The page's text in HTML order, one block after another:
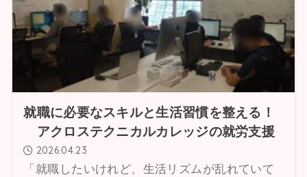
就職に必要なスキルと生活習慣を整える！
アクロステクニカルカレッジの就労支援
2026.04.23
「就職したいけれど、生活リズムが乱れていて